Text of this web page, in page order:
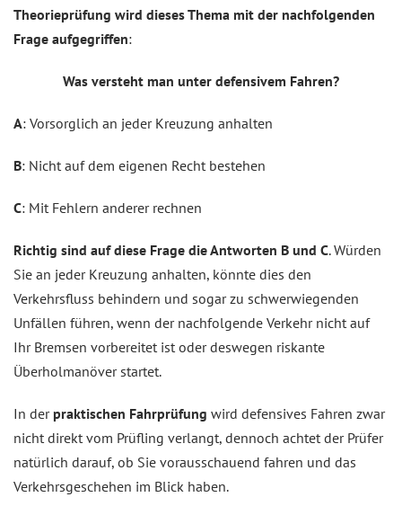
Theorieprüfung wird dieses Thema mit der nachfolgenden
Frage aufgegriffen:
Was versteht man unter defensivem Fahren?
A: Vorsorglich an jeder Kreuzung anhalten
B: Nicht auf dem eigenen Recht bestehen
C: Mit Fehlern anderer rechnen
Richtig sind auf diese Frage die Antworten B und C. Würden
Sie an jeder Kreuzung anhalten, könnte dies den
Verkehrsfluss behindern und sogar zu schwerwiegenden
Unfällen führen, wenn der nachfolgende Verkehr nicht auf
Ihr Bremsen vorbereitet ist oder deswegen riskante
Überholmanöver startet.
In der praktischen Fahrprüfung wird defensives Fahren zwar
nicht direkt vom Prüfling verlangt, dennoch achtet der Prüfer
natürlich darauf, ob Sie vorausschauend fahren und das
Verkehrsgeschehen im Blick haben.